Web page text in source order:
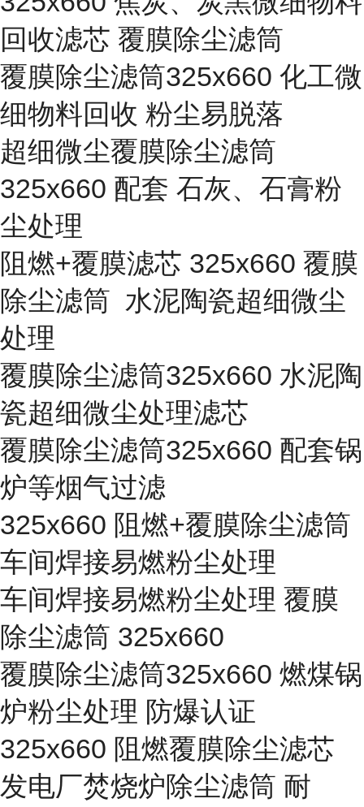
回收滤芯 覆膜除尘滤筒
覆膜除尘滤筒325x660 化工微
细物料回收 粉尘易脱落
超细微尘覆膜除尘滤筒
325x660 配套 石灰、石膏粉
尘处理
阻燃+覆膜滤芯 325x660 覆膜
除尘滤筒 水泥陶瓷超细微尘
处理
覆膜除尘滤筒325x660 水泥陶
瓷超细微尘处理滤芯
覆膜除尘滤筒325x660 配套锅
炉等烟气过滤
325x660 阻燃+覆膜除尘滤筒
车间焊接易燃粉尘处理
车间焊接易燃粉尘处理 覆膜
除尘滤筒 325x660
覆膜除尘滤筒325x660 燃煤锅
炉粉尘处理 防爆认证
325x660 阻燃覆膜除尘滤芯
发电厂焚烧炉除尘滤筒 耐